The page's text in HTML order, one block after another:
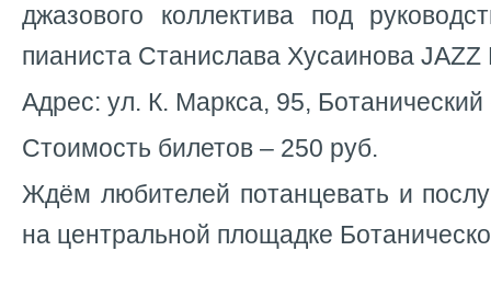
джазового коллектива под
пианиста Станислава Хусаинова JAZZ
Адрес: ул. К. Маркса, 95, Ботанический
Стоимость билетов – 250 руб.
Ждём любителей потанцевать и
на центральной площадке